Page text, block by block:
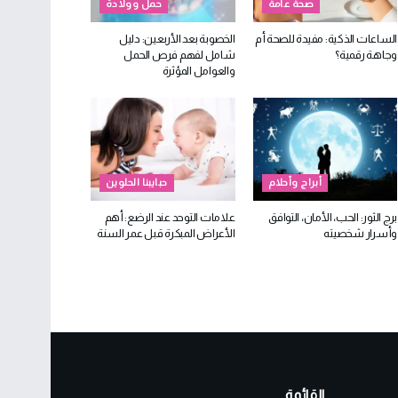
صحة عامة
الساعات الذكية: مفيدة للصحة أم
وجاهة رقمية؟
حمل وولادة
الخصوبة بعد الأربعين: دليل
شامل لفهم فرص الحمل
والعوامل المؤثرة
أبراج وأحلام
برج الثور: الحب، الأمان، التوافق
وأسرار شخصيته
حبايبنا الحلوين
علامات التوحد عند الرضع: أهم
الأعراض المبكرة قبل عمر السنة